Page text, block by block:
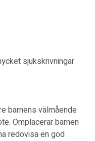
sjukskrivningar
barnens välmående
Omplacerar barnen
redovisa en god